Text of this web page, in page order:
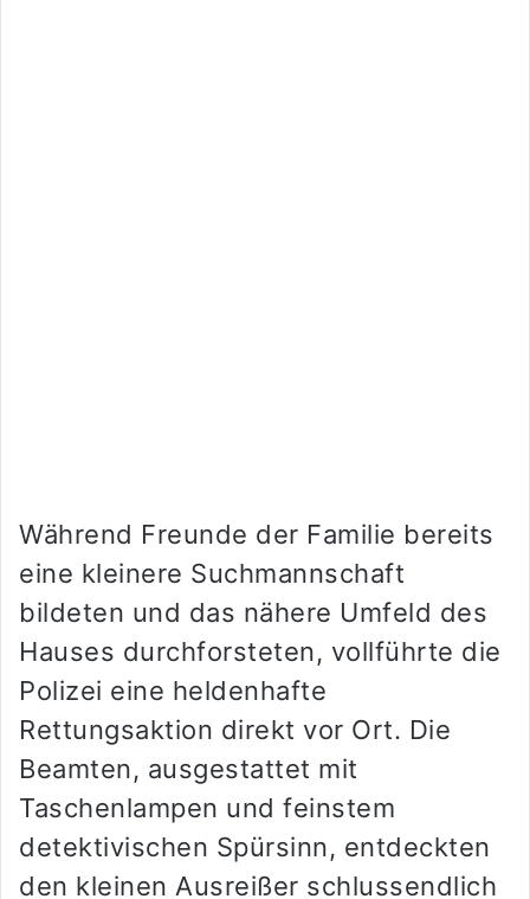
Während Freunde der Familie bereits
eine kleinere Suchmannschaft
bildeten und das nähere Umfeld des
Hauses durchforsteten, vollführte die
Polizei eine heldenhafte
Rettungsaktion direkt vor Ort. Die
Beamten, ausgestattet mit
Taschenlampen und feinstem
detektivischen Spürsinn, entdeckten
den kleinen Ausreißer schlussendlich